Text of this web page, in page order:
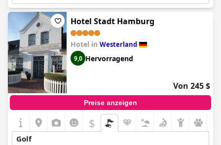
Hotel Stadt Hamburg
Hotel in Westerland
9,0 Hervorragend
Von 245 $
Preise anzeigen
$
Golf